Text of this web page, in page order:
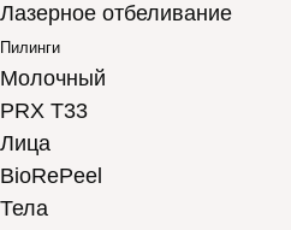
Лазерное отбеливание
Пилинги
Молочный
PRX T33
Лица
BioRePeel
Тела